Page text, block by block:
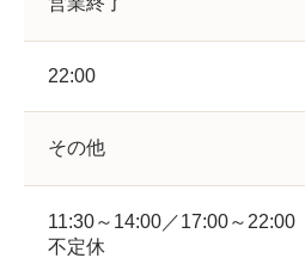
22:00
その他
11:30～14:00／17:00～22:00
不定休